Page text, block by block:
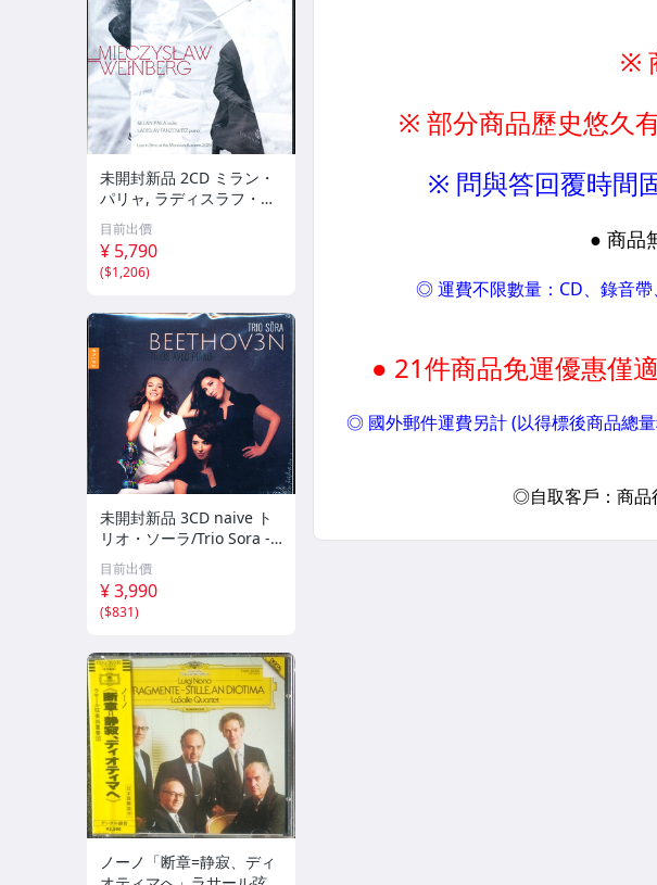
未開封新品 2CD ミラン・
パリャ, ラディスラフ・フ
ァンゾヴィッツ - ヴァイン
ベルク：ヴァイオリンとピ
アノのためのソナタ全集
a6Nnn
目前出價
¥ 5,790
($1,206)
未開封新品 3CD naive ト
リオ・ソーラ/Trio Sora -
ベートーヴェン：ピアノ三
重奏曲集 a6NnB08KHS2
5HK
目前出價
¥ 3,990
($831)
ノーノ「断章=静寂、ディ